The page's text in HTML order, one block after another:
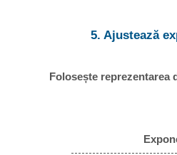
5. Ajustează
Folosește reprezentarea